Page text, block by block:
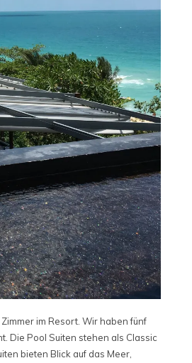
im Resort. Wir haben fünf
Die Pool Suiten stehen als Classic
bieten Blick auf das Meer,